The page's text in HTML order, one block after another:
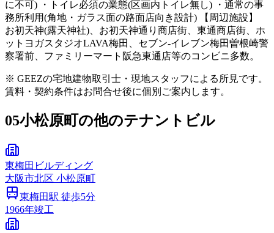
に不可) ・トイレ必須の業態(区画内トイレ無し) ・通常の事
務所利用(角地・ガラス面の路面店向き設計) 【周辺施設】
お初天神(露天神社)、お初天神通り商店街、東通商店街、ホ
ットヨガスタジオLAVA梅田、セブン-イレブン梅田曽根崎警
察署前、ファミリーマート阪急東通店等のコンビニ多数。
※ GEEZの宅地建物取引士・現地スタッフによる所見です。
賃料・契約条件はお問合せ後に個別ご案内します。
05小松原町の他のテナントビル
東梅田ビルディング
大阪市北区 小松原町
東梅田駅 徒歩5分
1966年竣工